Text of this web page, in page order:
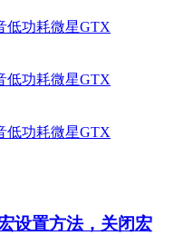
设置方法，关闭宏